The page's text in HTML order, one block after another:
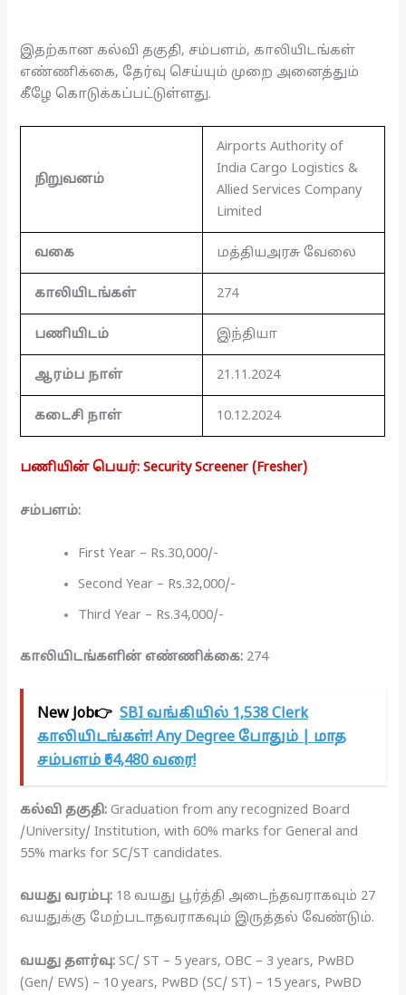
இதற்கான கல்வி தகுதி, சம்பளம், காலியிடங்கள்
எண்ணிக்கை, தேர்வு செய்யும் முறை அனைத்தும்
கீழே கொடுக்கப்பட்டுள்ளது.
நிறுவனம்
Airports Authority of
India Cargo Logistics &
Allied Services Company
Limited
வகை மத்தியஅரசு வேலை
காலியிடங்கள் 274
பணியிடம் இந்தியா
ஆரம்ப நாள் 21.11.2024
கடைசி நாள் 10.12.2024
பணியின் பெயர்: Security Screener (Fresher)
சம்பளம்:
First Year – Rs.30,000/-
Second Year – Rs.32,000/-
Third Year – Rs.34,000/-
காலியிடங்களின் எண்ணிக்கை: 274
New Job👉 SBI வங்கியில் 1,538 Clerk
காலியிடங்கள்! Any Degree போதும் | மாத
சம்பளம் ₹64,480 வரை!
கல்வி தகுதி: Graduation from any recognized Board
/University/ Institution, with 60% marks for General and
55% marks for SC/ST candidates.
வயது வரம்பு: 18 வயது பூர்த்தி அடைந்தவராகவும் 27
வயதுக்கு மேற்படாதவராகவும் இருத்தல் வேண்டும்.
வயது தளர்வு:SC/ ST – 5 years, OBC – 3 years, PwBD
(Gen/ EWS) – 10 years, PwBD (SC/ ST) – 15 years, PwBD